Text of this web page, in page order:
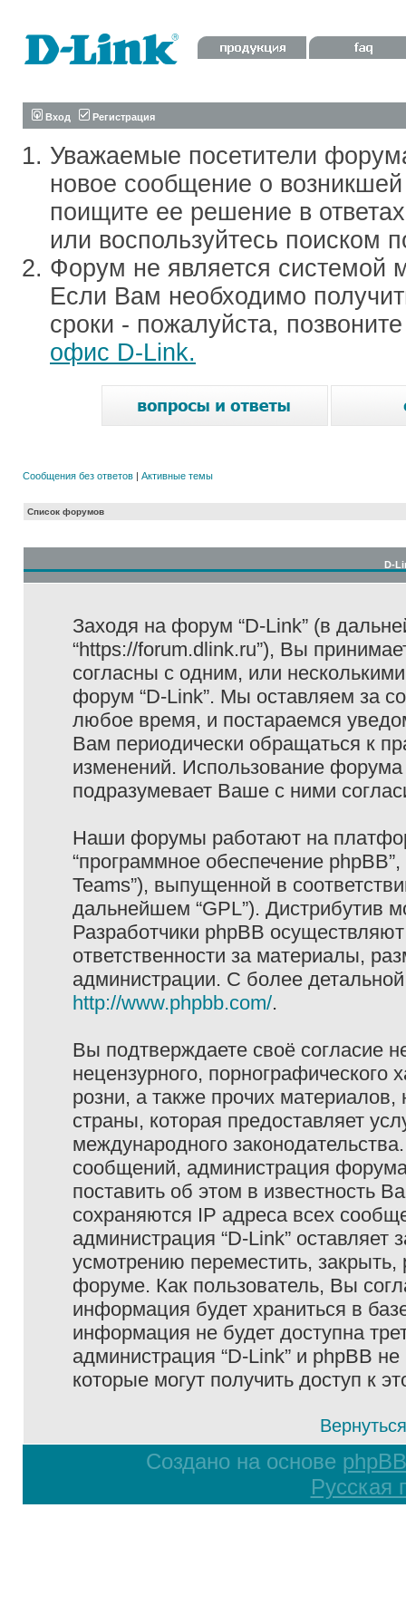
Вход Регистрация
Уважаемые посетители
новое сообщение о
поищите ее решение в
или воспользуйтесь поиском
Форум не является системой
Если Вам необходимо
сроки - пожалуйста,
офис D-Link.
Сообщения без ответов | Активные темы
Список форумов
D-
Заходя на форум “D-Link” (в
“https://forum.dlink.ru”), Вы
согласны с одним, или
форум “D-Link”. Мы оставляем за
любое время, и постараемся
Вам периодически обращаться к
изменений. Использование
подразумевает Ваше с ними
Наши форумы работают на
“программное обеспечение
Teams”), выпущенной в
дальнейшем “GPL”). Дистрибутив
Разработчики phpBB
ответственности за материалы,
администрации. С более
http://www.phpbb.com/.
Вы подтверждаете своё согласие
нецензурного, порнографического
розни, а также прочих
страны, которая предоставляет
международного
сообщений, администрация
поставить об этом в известность
сохраняются IP адреса всех
администрация “D-Link”
усмотрению переместить,
форуме. Как пользователь, Вы
информация будет храниться в
информация не будет доступна
администрация “D-Link” и phpBB
которые могут получить доступ к
Создано на основе phpBB
Русская